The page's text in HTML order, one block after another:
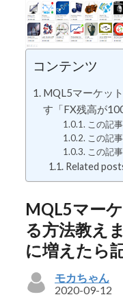
コンテンツ
MQL5マーケッ
す「FX残高が
この記
この記
この記
Related
MQL5マー
る方法教え
に増えたら
モカちゃん
2020-09-12